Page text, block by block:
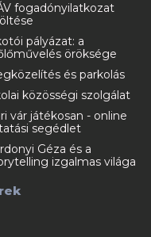
fogadónyilatkozat
pályázat: a
öröksége
és parkolás
közösségi szolgálat
vár játékosan - online
segédlet
Géza és a
izgalmas világa